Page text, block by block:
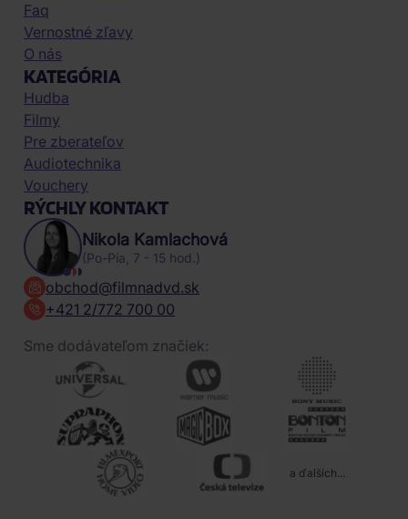
Faq
Vernostné zľavy
O nás
KATEGÓRIA
Hudba
Filmy
Pre zberateľov
Audiotechnika
Vouchery
RÝCHLY KONTAKT
Nikola Kamlachová
(Po-Pia, 7 - 15 hod.)
obchod@filmnadvd.sk
+421 2/772 700 00
Sme dodávateľom značiek:
a ďalších...